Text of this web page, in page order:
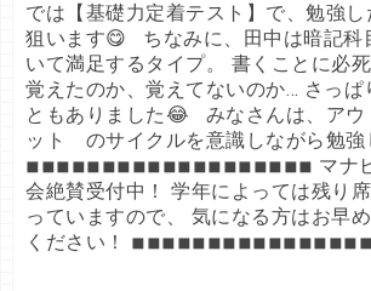
では【基礎力定着テスト】で、勉強
狙います😋 ちなみに、田中は暗記科
いて満足するタイプ。 書くことに必死
覚えたのか、覚えてないのか… さっぱ
ともありました😂 みなさんは、アウ
ット のサイクルを意識しながら勉強
◾︎◾︎◾︎◾︎◾︎◾︎◾︎◾︎◾︎◾︎◾︎◾︎◾︎◾︎◾︎◾︎◾︎◾︎◾︎ マ
会絶賛受付中！ 学年によっては残り
っていますので、 気になる方はお早
ください！